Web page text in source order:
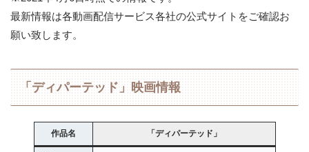
最新情報は各動画配信サービス各社の公式サイトをご確認お
願い致します。
「ディパーテッド」映画情報
作品名 「ディパーテッド」